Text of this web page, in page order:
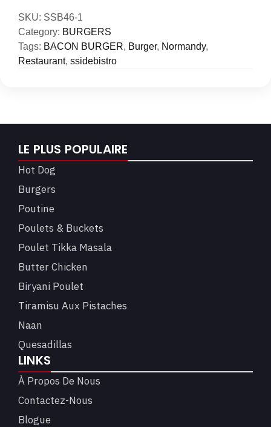
SKU: SSB46-1
Category: BURGERS
Tags: BACON BURGER, Burger, Normandy,
Restaurant, ssidebistro
LE PLUS POPULAIRE
Hot Dog
Burgers
Poutine
Poulets & Buckets
Poulet Tikka Masala
Butter Chicken
Biryani Poulet
Tiramisu Aux Pistaches
Naan
Quesadillas
LINKS
À Propos De Nous
Contactez-Nous
Blogue